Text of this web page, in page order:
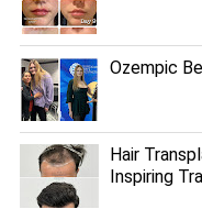
Ozempic
Hair
Inspiring